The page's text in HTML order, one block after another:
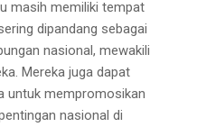
masih memiliki tempat
dipandang sebagai
nasional, mewakili
Mereka juga dapat
untuk mempromosikan
nasional di